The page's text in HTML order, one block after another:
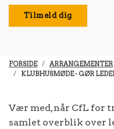
Tilmeld dig
FORSIDE
ARRANGEMENTER
KLUBHUSMØDE - GØR
Vær med, når CfL for
samlet overblik over